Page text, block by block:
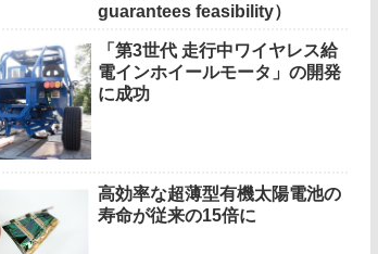
guarantees feasibility）
「第3世代 走行中ワイヤレス給
電インホイールモータ」の開発
に成功
高効率な超薄型有機太陽電池の
寿命が従来の15倍に